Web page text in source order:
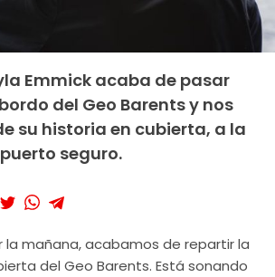
Emmick acaba de pasar
del Geo Barents y nos
su historia en cubierta, a la
seguro.
la mañana, acabamos de repartir la
del Geo Barents. Está sonando